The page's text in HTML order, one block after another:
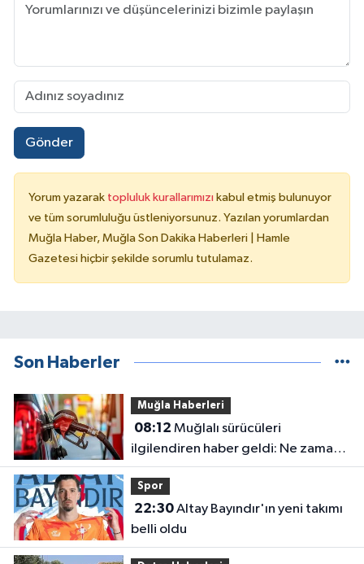
Gönder
Yorum yazarak topluluk kurallarımızı kabul etmiş bulunuyor
ve tüm sorumluluğu üstleniyorsunuz. Yazılan yorumlardan
Muğla Haber, Muğla Son Dakika Haberleri | Hamle
Gazetesi hiçbir şekilde sorumlu tutulamaz.
Son Haberler
Muğla Haberleri
08:12
ilgilendiren haber geldi: Ne zaman
indirim gelecek?
Spor
22:30Altay Bayındır'ın yeni takımı
belli oldu